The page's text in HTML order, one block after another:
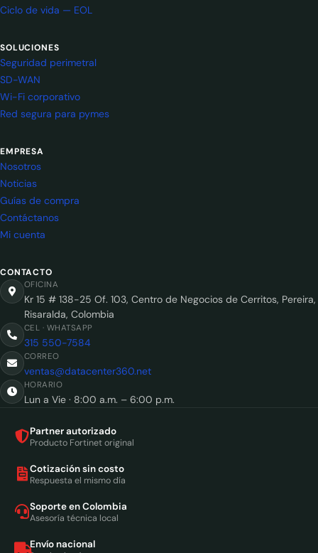
Ciclo de vida — EOL
SOLUCIONES
Seguridad perimetral
SD-WAN
Wi-Fi corporativo
Red segura para pymes
EMPRESA
Nosotros
Noticias
Guías de compra
Contáctanos
Mi cuenta
CONTACTO
OFICINA
Kr 15 # 138-25 Of. 103, Centro de Negocios de Cerritos, Pereira,
Risaralda, Colombia
CEL · WHATSAPP
315 550-7584
CORREO
ventas@datacenter360.net
HORARIO
Lun a Vie · 8:00 a.m. – 6:00 p.m.
Partner autorizado
Producto Fortinet original
Cotización sin costo
Respuesta el mismo día
Soporte en Colombia
Asesoría técnica local
Envío nacional